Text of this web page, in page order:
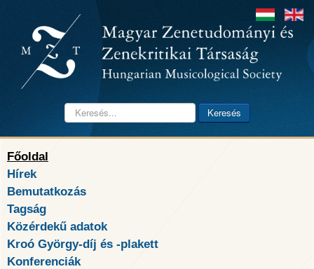
Keresés... Keresés
Főoldal
Hírek
Bemutatkozás
Tagság
Közérdekű adatok
Kroó György-díj és -plakett
Konferenciák